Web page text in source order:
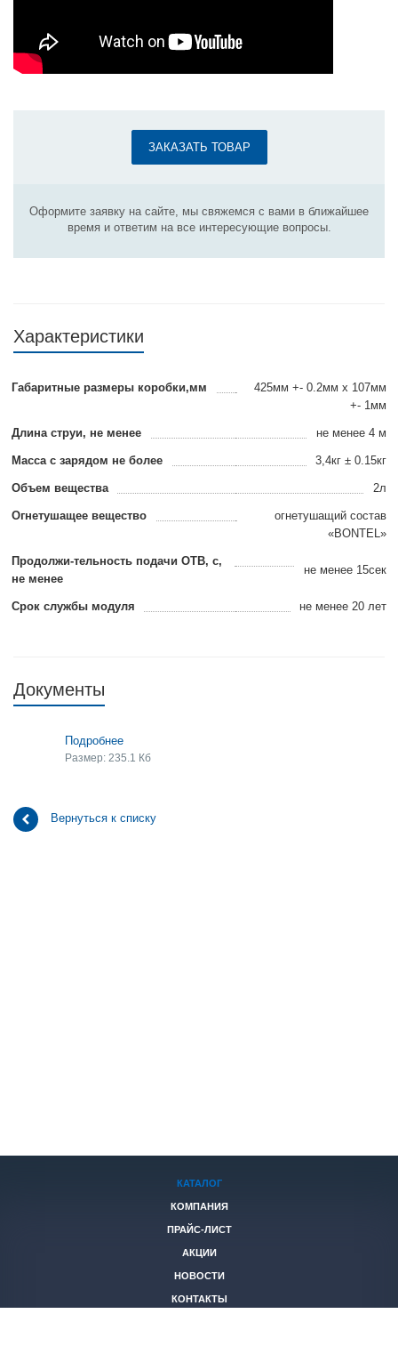
ЗАКАЗАТЬ ТОВАР
Оформите заявку на сайте, мы свяжемся с вами в ближайшее
время и ответим на все интересующие вопросы.
Характеристики
Габаритные размеры коробки,мм
425мм +- 0.2мм x 107мм
+- 1мм
Длина струи, не менее не менее 4 м
Масса с зарядом не более 3,4кг ± 0.15кг
Объем вещества 2л
Огнетушащее вещество
огнетушащий состав
«BONTEL»
Продолжи-тельность подачи ОТВ, с,
не менее
не менее 15сек
Срок службы модуля не менее 20 лет
Документы
Подробнее
Размер: 235.1 Кб
Вернуться к списку
КАТАЛОГ
КОМПАНИЯ
ПРАЙС-ЛИСТ
АКЦИИ
НОВОСТИ
КОНТАКТЫ